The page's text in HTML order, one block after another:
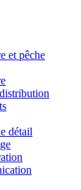
et pêche
détail